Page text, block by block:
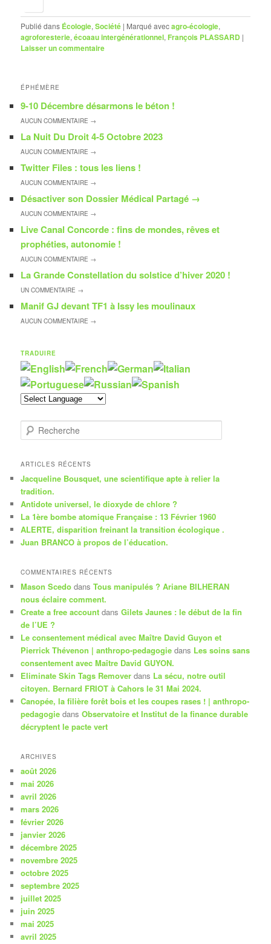
Publié dans Écologie,Société | Marqué avecagro-écologie,
agroforesterie,écoaau intergénérationnel, François PLASSARD |
Laisser un commentaire
ÉPHÉMÈRE
9-10 Décembre désarmons le béton !
AUCUNCOMMENTAIRE →
La Nuit Du Droit 4-5 Octobre 2023
AUCUNCOMMENTAIRE →
Twitter Files : tous les liens !
AUCUNCOMMENTAIRE →
Désactiver son Dossier Médical Partagé →
AUCUNCOMMENTAIRE →
Live Canal Concorde : fins de mondes, rêves et
prophéties, autonomie !
AUCUNCOMMENTAIRE →
La Grande Constellation du solstice d’hiver 2020 !
UNCOMMENTAIRE →
Manif GJ devant TF1 à Issy les moulinaux
AUCUNCOMMENTAIRE →
TRADUIRE
e
h
r
c
h
e
ARTICLES RÉCENTS
Jacqueline Bousquet, une scientifique apte à relier la
tradition.
Antidote universel, le dioxyde de chlore ?
La 1ère bombe atomique Française : 13 Février 1960
ALERTE, disparition freinant la transition écologique .
Juan BRANCO à propos de l’éducation.
COMMENTAIRES RÉCENTS
Mason Scedo dansTous manipulés ? Ariane BILHERAN
nous éclaire comment.
Create a free account dansGilets Jaunes : le début de la fin
de l’UE ?
Le consentement médical avec Maître David Guyon et
Pierrick Thévenon | anthropo-pedagogie dans Les soins sans
consentement avec Maître David GUYON.
Eliminate Skin Tags Remover dans La sécu, notre outil
citoyen. Bernard FRIOT à Cahors le 31 Mai 2024.
Canopée, la filière forêt bois et les coupes rases ! | anthropo-
pedagogie dansObservatoire et Institut de la finance durable
décryptent le pacte vert
ARCHIVES
août 2026
mai 2026
avril 2026
mars 2026
février 2026
janvier 2026
décembre 2025
novembre 2025
octobre 2025
septembre 2025
juillet 2025
juin 2025
mai 2025
avril 2025